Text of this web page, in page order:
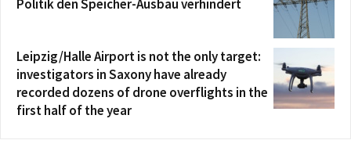
Politik den Speicher-Ausbau verhindert
Leipzig/Halle Airport is not the only target:
investigators in Saxony have already
recorded dozens of drone overflights in the
first half of the year